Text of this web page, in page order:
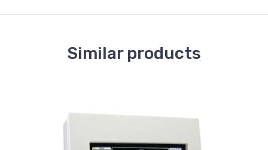
Similar products